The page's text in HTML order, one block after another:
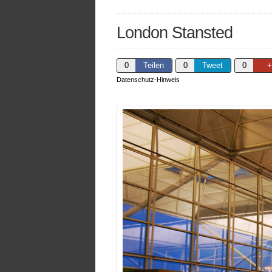
London Stansted
0 Teilen 0 Tweet 0
Datenschutz-Hinweis